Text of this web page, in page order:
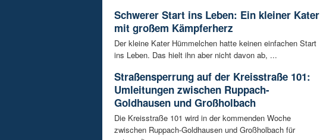
Schwerer Start ins Leben: Ein kleiner Kater
mit großem Kämpferherz
Der kleine Kater Hümmelchen hatte keinen einfachen Start
ins Leben. Das hielt ihn aber nicht davon ab, ...
Straßensperrung auf der Kreisstraße 101:
Umleitungen zwischen Ruppach-
Goldhausen und Großholbach
Die Kreisstraße 101 wird in der kommenden Woche
zwischen Ruppach-Goldhausen und Großholbach für